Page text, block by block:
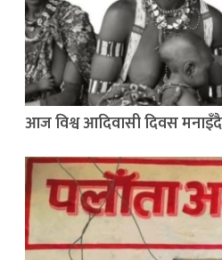
आज विश्व आदिवासी दिवस मनाइँदै